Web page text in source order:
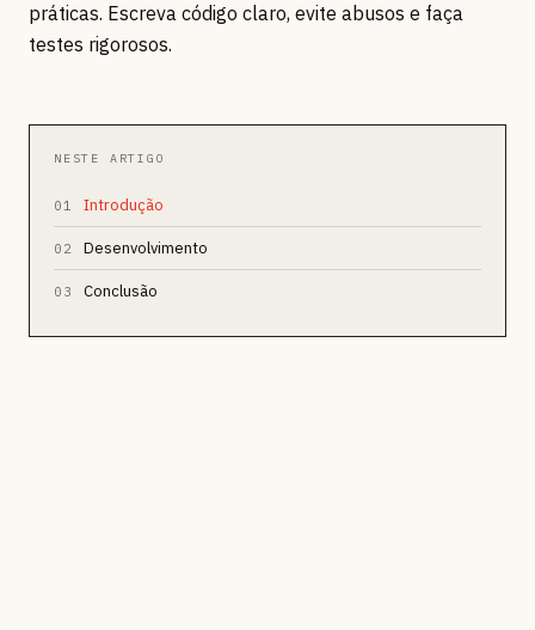
práticas. Escreva código claro, evite abusos e faça
testes rigorosos.
NESTE ARTIGO
01 Introdução
02 Desenvolvimento
03 Conclusão